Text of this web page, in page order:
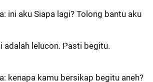
ini aku Siapa lagi? Tolong bantu aku
adalah lelucon. Pasti begitu.
kenapa kamu bersikap begitu aneh?